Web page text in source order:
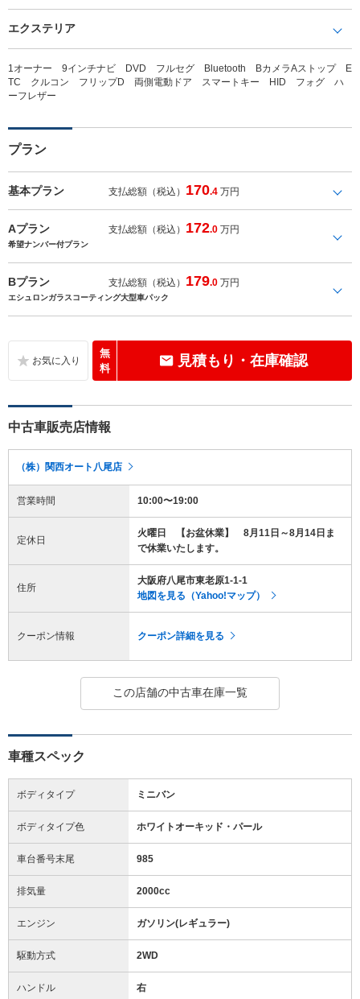
エクステリア
1オーナー 9インチナビ DVD フルセグ Bluetooth BカメラAストップ E
TC クルコン フリップD 両側電動ドア スマートキー HID フォグ ハ
ーフレザー
プラン
基本プラン 支払総額（税込） 170.4 万円
Aプラン 支払総額（税込） 172.0 万円
希望ナンバー付プラン
Bプラン 支払総額（税込） 179.0 万円
エシュロンガラスコーティング大型車パック
無
料
見積もり・在庫確認
中古車販売店情報
（株）関西オート八尾店
営業時間 10:00〜19:00
定休日
火曜日 【お盆休業】 8月11日～8月14日ま
で休業いたします。
住所
大阪府八尾市東老原1-1-1
地図を見る（Yahoo!マップ）
クーポン情報 クーポン詳細を見る
この店舗の中古車在庫一覧
車種スペック
ボディタイプ ミニバン
ボディタイプ色 ホワイトオーキッド・パール
車台番号末尾 985
排気量 2000cc
エンジン ガソリン(レギュラー)
駆動方式 2WD
ハンドル 右